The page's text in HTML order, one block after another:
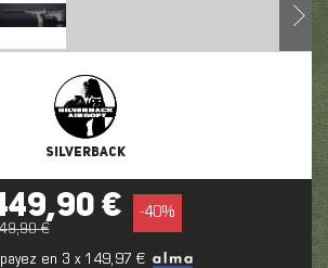
SILVERBACK
€
€
-40%
payez en 3 x 149,97 €